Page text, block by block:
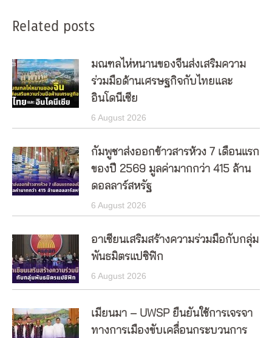
Related posts
มณฑลไห่หนานของจีนส่งเสริมความ
ร่วมมือด้านเศรษฐกิจกับไทยและ
อินโดนีเซีย
6 August 2026
กัมพูชาส่งออกข้าวสารห้วง 7 เดือนแรก
ของปี 2569 มูลค่ามากกว่า 415 ล้าน
ดอลลาร์สหรัฐ
6 August 2026
อาเซียนเสริมสร้างความร่วมมือกับกลุ่ม
พันธมิตรแปซิฟิก
6 August 2026
เมียนมา – UWSP ยืนยันใช้การเจรจา
ทางการเมืองขับเคลื่อนกระบวนการ